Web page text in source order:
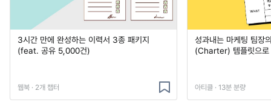
3시간 만에 완성하는 이력서 3종 패키지
(feat. 공유 5,000건)
웹북 · 2개 챕터
성과내는 마케팅 팀장
(Charter) 템플릿으로
아티클 · 13분 분량